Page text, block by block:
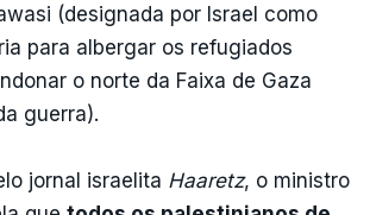
(designada por Israel como
para albergar os refugiados
o norte da Faixa de Gaza
guerra).
jornal israelita Haaretz, o ministro